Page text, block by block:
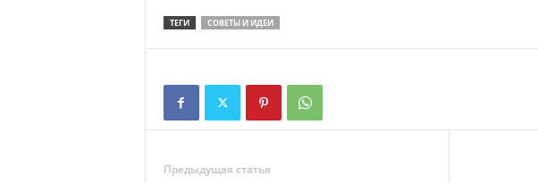
ТЕГИ СОВЕТЫ И ИДЕИ
Предыдущая статья